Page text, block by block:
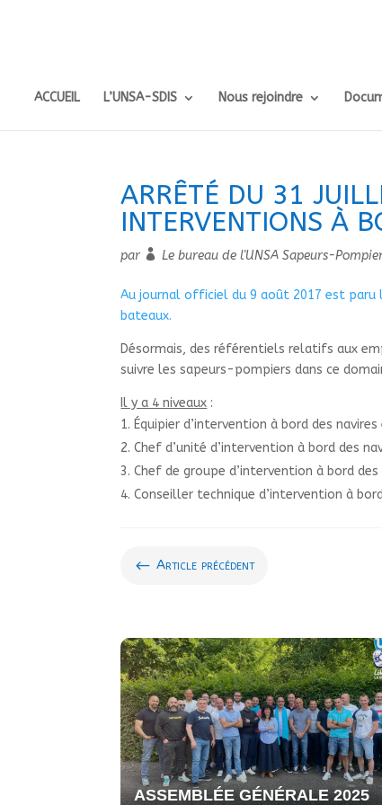
ACCUEIL L’UNSA-SDIS Nous rejoindre
ARRÊTÉ DU 31
INTERVENTIONS À
par Le bureau de l'UNSA Sapeurs-
Au journal officiel du 9 août 2017 est paru
bateaux.
Désormais, des référentiels relatifs aux
suivre les sapeurs-pompiers dans ce
Il y a 4 niveaux :
Équipier d’intervention à bord des
Chef d’unité d’intervention à bord des
Chef de groupe d’intervention à bord
Conseiller technique d’intervention à
# Article précédent
ASSEMBLÉE GÉNÉRALE 2025